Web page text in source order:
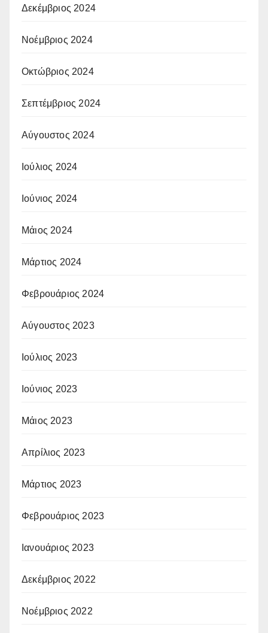
Δεκέμβριος 2024
Νοέμβριος 2024
Οκτώβριος 2024
Σεπτέμβριος 2024
Αύγουστος 2024
Ιούλιος 2024
Ιούνιος 2024
Μάιος 2024
Μάρτιος 2024
Φεβρουάριος 2024
Αύγουστος 2023
Ιούλιος 2023
Ιούνιος 2023
Μάιος 2023
Απρίλιος 2023
Μάρτιος 2023
Φεβρουάριος 2023
Ιανουάριος 2023
Δεκέμβριος 2022
Νοέμβριος 2022